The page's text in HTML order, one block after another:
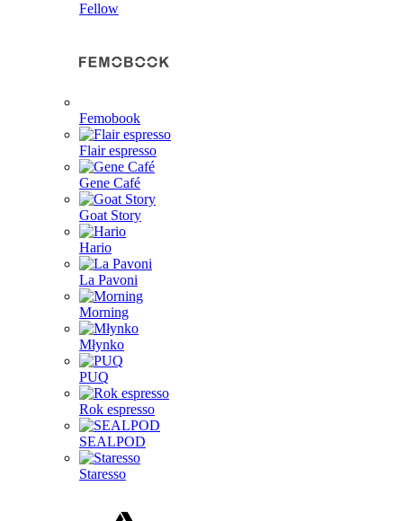
Fellow
Femobook
Flair espresso
Gene Café
Goat Story
Hario
La Pavoni
Morning
Młynko
PUQ
Rok espresso
SEALPOD
Staresso